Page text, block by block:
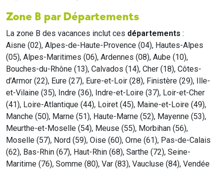
Zone B par Départements
La zone B des vacances inclut ces départements :
Aisne (02), Alpes-de-Haute-Provence (04), Hautes-Alpes
(05), Alpes-Maritimes (06), Ardennes (08), Aube (10),
Bouches-du-Rhône (13), Calvados (14), Cher (18), Côtes-
d’Armor (22), Eure (27), Eure-et-Loir (28), Finistère (29), Ille-
et-Vilaine (35), Indre (36), Indre-et-Loire (37), Loir-et-Cher
(41), Loire-Atlantique (44), Loiret (45), Maine-et-Loire (49),
Manche (50), Marne (51), Haute-Marne (52), Mayenne (53),
Meurthe-et-Moselle (54), Meuse (55), Morbihan (56),
Moselle (57), Nord (59), Oise (60), Orne (61), Pas-de-Calais
(62), Bas-Rhin (67), Haut-Rhin (68), Sarthe (72), Seine-
Maritime (76), Somme (80), Var (83), Vaucluse (84), Vendée